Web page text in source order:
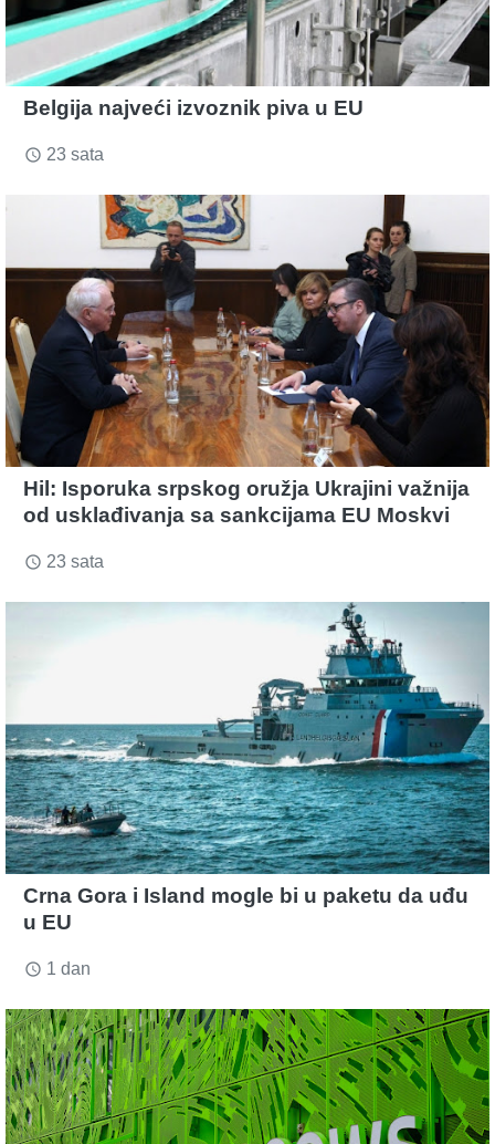
Belgija najveći izvoznik piva u EU
access_time 23 sata
Hil: Isporuka srpskog oružja Ukrajini važnija
od usklađivanja sa sankcijama EU Moskvi
access_time 23 sata
Crna Gora i Island mogle bi u paketu da uđu
u EU
access_time 1 dan